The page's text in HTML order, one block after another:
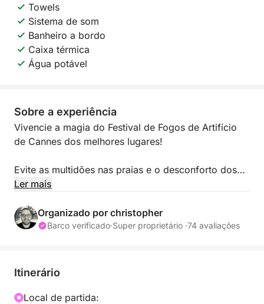
Towels
Sistema de som
Banheiro a bordo
Caixa térmica
Água potável
Sobre a experiência
Vivencie a magia do Festival de Fogos de Artifício
de Cannes dos melhores lugares!
Evite as multidões nas praias e o desconforto dos
barcos de transporte lotados. Desfrute de uma noite
acompanhado por um capitão profissional.
duas partes: primeiro, navegaremos pelas águas
dia, antes de garantir o melhor lugar de frente para
Ler mais
Organizado por christopher
Barco verificado·Super proprietário ·74 avaliações
Itinerário
Local de partida: